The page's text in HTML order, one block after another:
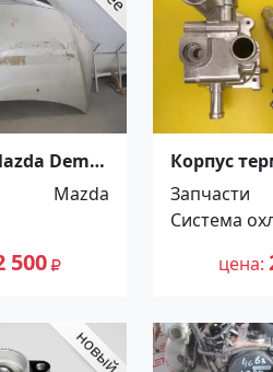
Demio
Mazda
500
Корпус
Chevrolet
Краснодар
Запчасти
Система
цена